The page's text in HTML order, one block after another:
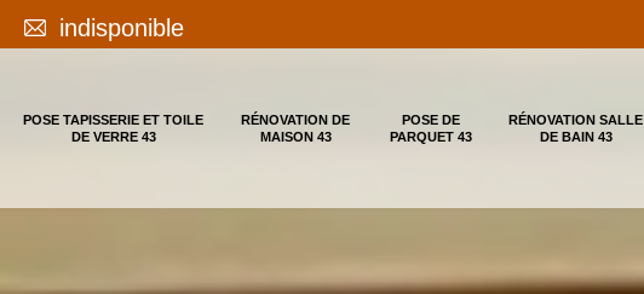
indisponible
POSE TAPISSERIE ET TOILE
DE VERRE 43
RÉNOVATION DE
MAISON 43
POSE DE
PARQUET 43
RÉNOVATION SALLE
DE BAIN 43